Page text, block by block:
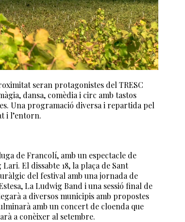
seran protagonistes del TRESC
dansa, comèdia i circ amb tastos
Una programació diversa i repartida pel
i l’entorn.
de Francolí, amb un espectacle de
El dissabte 18, la plaça de Sant
del festival amb una jornada de
La Ludwig Band i una sessió final de
a diversos municipis amb propostes
amb un concert de cloenda que
a conèixer al setembre.